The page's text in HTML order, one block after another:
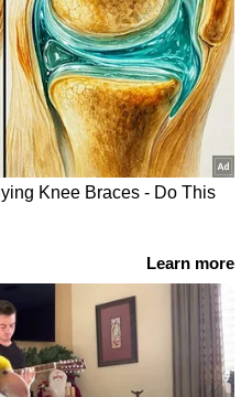
സുവർണ്ണാവസരം: വമ്പൻ
കിഴിവുകൾ
പെട്രോൾ വിലകൾ